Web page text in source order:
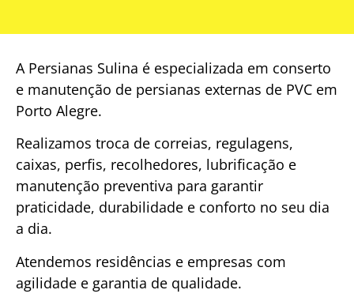
A Persianas Sulina é especializada em conserto
e manutenção de persianas externas de PVC em
Porto Alegre.
Realizamos troca de correias, regulagens,
caixas, perfis, recolhedores, lubrificação e
manutenção preventiva para garantir
praticidade, durabilidade e conforto no seu dia
a dia.
Atendemos residências e empresas com
agilidade e garantia de qualidade.